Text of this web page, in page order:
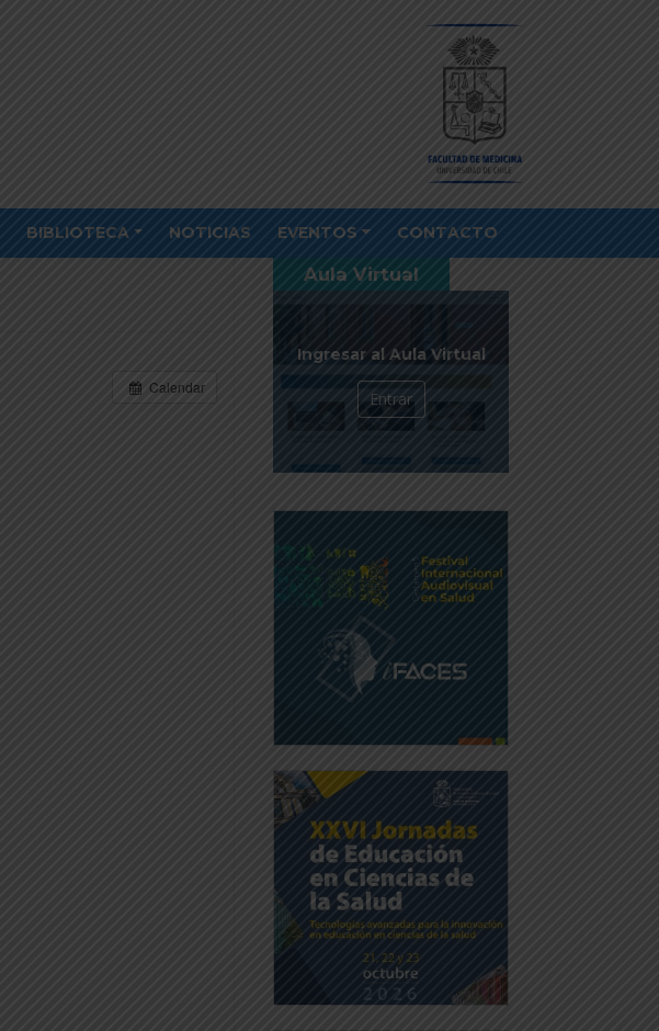
BIBLIOTECA NOTICIAS EVENTOS CONTACTO
Calendar
Aula Virtual
Ingresar al Aula Virtual
Entrar